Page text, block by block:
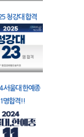
청강대 합격
서울대 한예종
명합격!!